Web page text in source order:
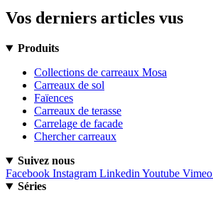
Vos derniers articles vus
Produits
Collections de carreaux Mosa
Carreaux de sol
Faïences
Carreaux de terasse
Carrelage de facade
Chercher carreaux
Suivez nous
Facebook Instagram Linkedin Youtube Vimeo
Séries